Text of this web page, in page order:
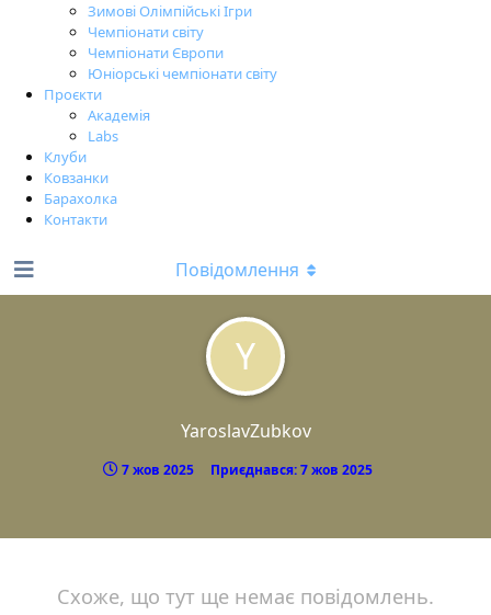
Зимові Олімпійські Ігри
Чемпіонати світу
Чемпіонати Європи
Юніорські чемпіонати світу
Проєкти
Академія
Labs
Клуби
Ковзанки
Барахолка
Контакти
Y
YaroslavZubkov
7 жов 2025 Приєднався:7 жов 2025
Повідомлення
Схоже, що тут ще немає повідомлень.